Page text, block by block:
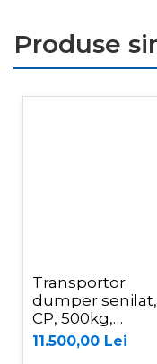
Produse
Transportor
dumper senilat,
CP, 500kg,
basculare
mecanica,
11.500,00 Lei